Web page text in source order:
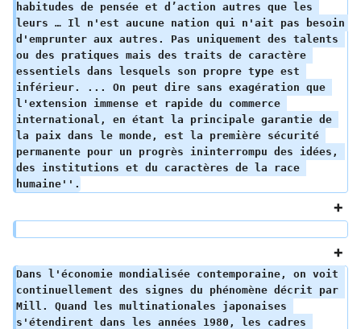
habitudes de pensée et d’action autres que les
leurs … Il n'est aucune nation qui n'ait pas besoin
d'emprunter aux autres. Pas uniquement des talents
ou des pratiques mais des traits de caractère
essentiels dans lesquels son propre type est
inférieur. ... On peut dire sans exagération que
l'extension immense et rapide du commerce
international, en étant la principale garantie de
la paix dans le monde, est la première sécurité
permanente pour un progrès ininterrompu des idées,
des institutions et du caractères de la race
humaine''.
Dans l'économie mondialisée contemporaine, on voit
continuellement des signes du phénomène décrit par
Mill. Quand les multinationales japonaises
s'étendirent dans les années 1980, les cadres